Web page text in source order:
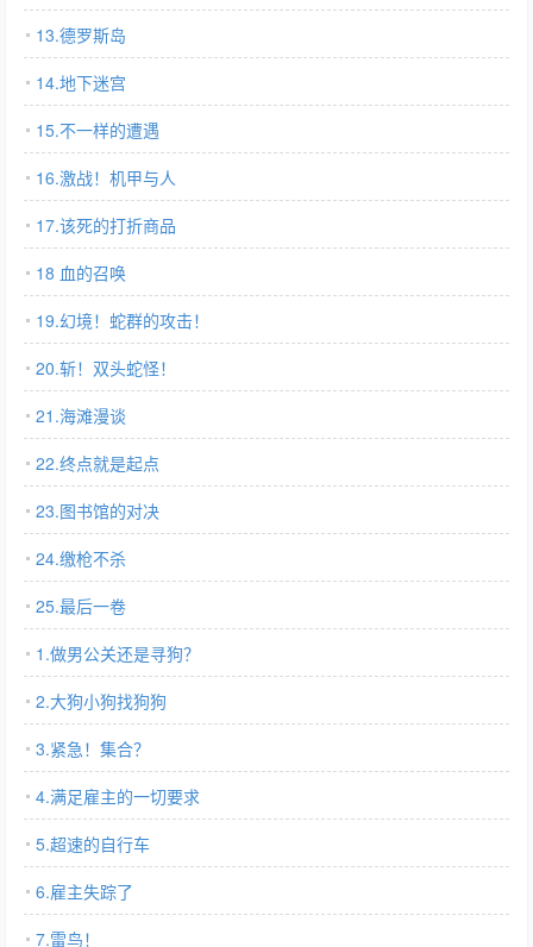
13.德罗斯岛
14.地下迷宫
15.不一样的遭遇
16.激战！机甲与人
17.该死的打折商品
18 血的召唤
19.幻境！蛇群的攻击！
20.斩！双头蛇怪！
21.海滩漫谈
22.终点就是起点
23.图书馆的对决
24.缴枪不杀
25.最后一卷
1.做男公关还是寻狗？
2.大狗小狗找狗狗
3.紧急！集合？
4.满足雇主的一切要求
5.超速的自行车
6.雇主失踪了
7.雷鸟！